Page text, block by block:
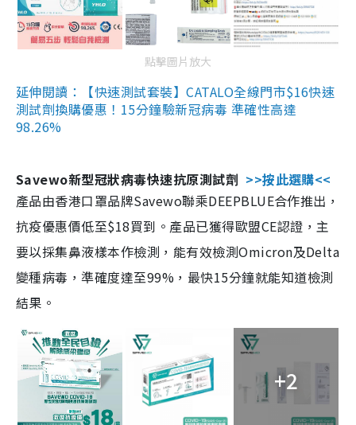
點擊圖片放大
延伸閱讀：【快速測試套裝】CATALO全線門市$16快速
測試劑換購優惠！15分鐘驗新冠病毒 準確性高達
98.26%
Savewo新型冠狀病毒快速抗原測試劑 >>按此選購<<
產品由香港口罩品牌Savewo聯乘DEEPBLUE合作推出，
抗疫優惠價低至$18買到。產品已獲得歐盟CE認證，主
要以採集鼻液樣本作檢測，能有效檢測Omicron及Delta
變種病毒，準確度達至99%，最快15分鐘就能知道檢測
結果。
+2